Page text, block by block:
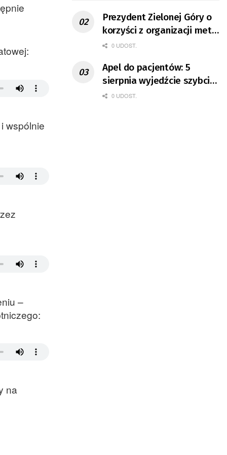
wspólnie
–
na
Prezydent Zielonej Góry o
korzyści z organizacji mety
Tour de Pologne
0 UDOST.
Apel do pacjentów: 5
sierpnia wyjedźcie szybciej
z domów
0 UDOST.